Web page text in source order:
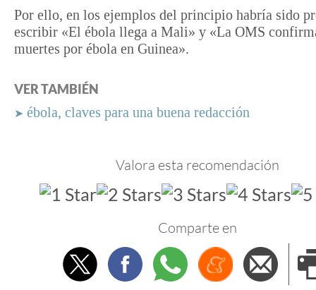
Por ello, en los ejemplos del principio habría sido
escribir «El ébola llega a Mali» y «La OMS
muertes por ébola en Guinea».
VER TAMBIÉN
➤ ébola, claves para una buena redacción
Valora esta recomendación
Comparte en
TwitterFacebookWhatsappMenéame